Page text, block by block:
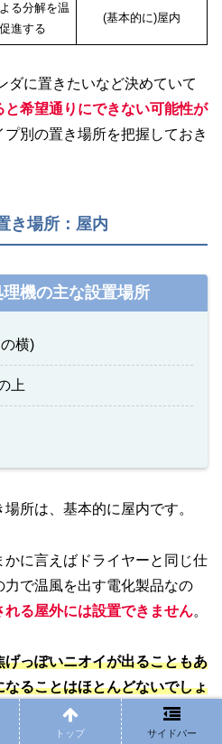
る分解を温
進する
(基本的に)屋内
ダに置きたいなど決めていて
と希望通りにできない可能性が
別の置き場所を把握しておき
き場所：屋内
機の主な設置場所
横)
上
所は、基本的に屋内です。
に言えばドライヤーと同じ仕
で温風を出す電化製品なの
る屋外には設置できません。
っぽいニオイが出ることもあ
ることはほとんどないでしょ
、
屋内(利便性を考えてキッ
理機を置いています
。
トップ サイドバー